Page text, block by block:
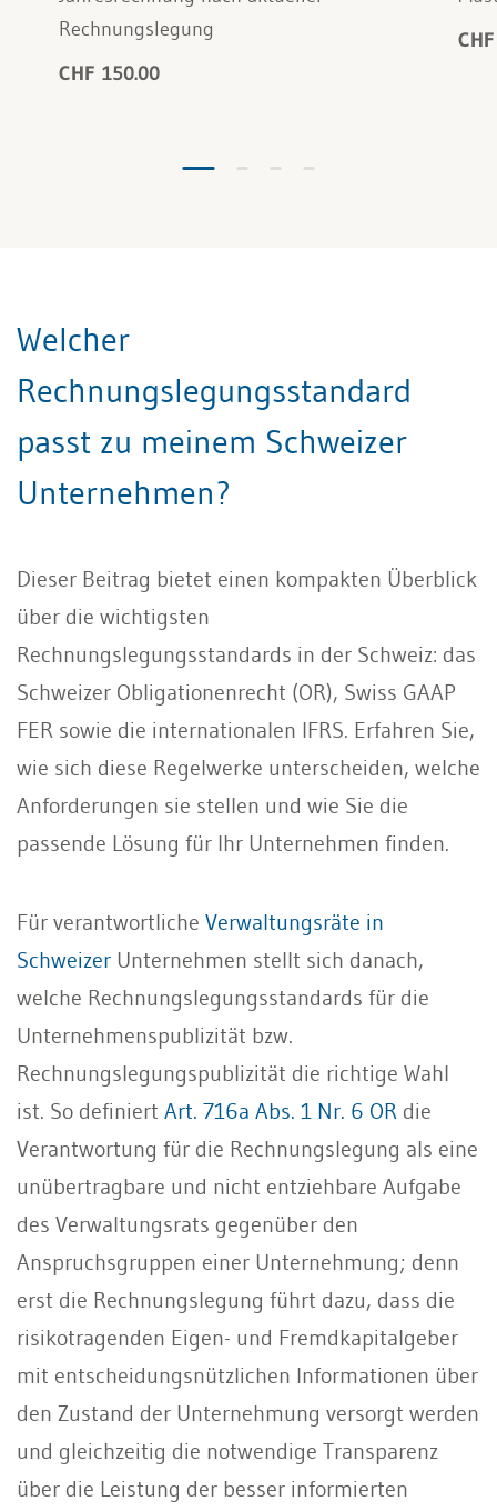
Rechnungslegung
CHF 150.00
Welcher
Rechnungslegungsstandard
passt zu meinem Schweizer
Unternehmen?
Dieser Beitrag bietet einen kompakten Überblick
über die wichtigsten
Rechnungslegungsstandards in der Schweiz: das
Schweizer Obligationenrecht (OR), Swiss GAAP
FER sowie die internationalen IFRS. Erfahren Sie,
wie sich diese Regelwerke unterscheiden, welche
Anforderungen sie stellen und wie Sie die
passende Lösung für Ihr Unternehmen finden.
Für verantwortliche Verwaltungsräte in
Schweizer Unternehmen stellt sich danach,
welche Rechnungslegungsstandards für die
Unternehmenspublizität bzw.
Rechnungslegungspublizität die richtige Wahl
ist. So definiert Art. 716a Abs. 1 Nr. 6 OR die
Verantwortung für die Rechnungslegung als eine
unübertragbare und nicht entziehbare Aufgabe
des Verwaltungsrats gegenüber den
Anspruchsgruppen einer Unternehmung; denn
erst die Rechnungslegung führt dazu, dass die
risikotragenden Eigen- und Fremdkapitalgeber
mit entscheidungsnützlichen Informationen über
den Zustand der Unternehmung versorgt werden
und gleichzeitig die notwendige Transparenz
über die Leistung der besser informierten